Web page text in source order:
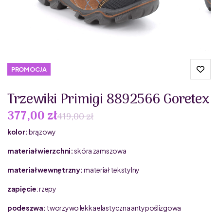
PROMOCJA
Trzewiki Primigi 8892566 Goretex
377,00 zł419,00 zł
kolor:brązowy
materiał wierzchni:skóra zamszowa
materiał wewnętrzny:materiał tekstylny
zapięcie: rzepy
podeszwa: tworzywolekkaelastycznaantypoślizgowa